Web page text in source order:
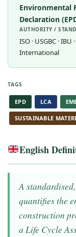
Environmental
Declaration
AUTHORITY /
ISO · USGBC · IBU
International
TAGS
EPD LCA
SUSTAINABLE
English
A
quantifies the
construction
a Life Cycle